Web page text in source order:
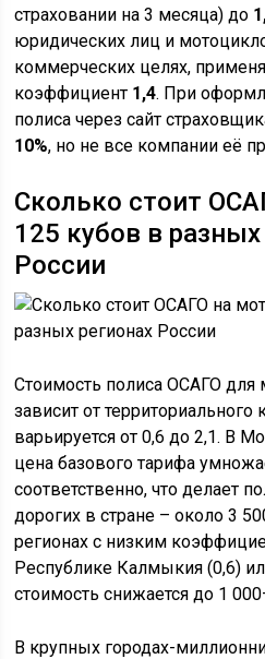
страховании на 3 месяца) до
юридических лиц и
коммерческих целях,
коэффициент 1,4. При
полиса через сайт
10%, но не все компании её
Сколько стоит
125 кубов в разных
России
Стоимость полиса ОСАГО для
зависит от
варьируется от 0,6 до 2,1. В
цена базового тарифа
соответственно, что делает
дорогих в стране – около 3
регионах с низким
Республике Калмыкия (0,6)
стоимость снижается до 1
В крупных городах-